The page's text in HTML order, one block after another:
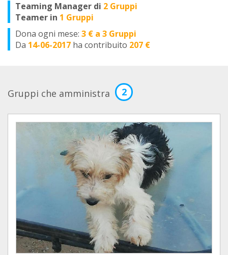
Teaming Manager di 2 Gruppi
Teamer in 1 Gruppi
Dona ogni mese: 3 € a 3 Gruppi
Da 14-06-2017 ha contribuito 207 €
Gruppi che amministra 2